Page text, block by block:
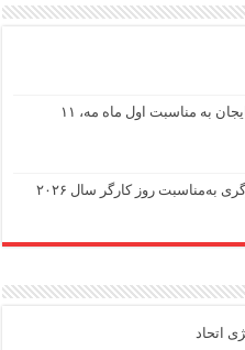
اعلامیه هیات سیاسی فرقه دمکرات آذربایجان به مناسبت اول ماه مه، ۱۱
به‌مناسبت روز کارگر سال ۲۰۲۶
اتحاد